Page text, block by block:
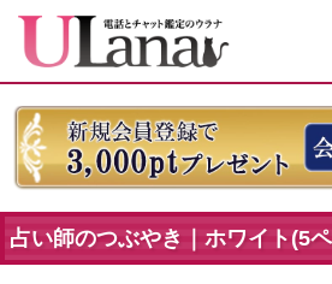
占い師のつぶやき｜ホワイト(5